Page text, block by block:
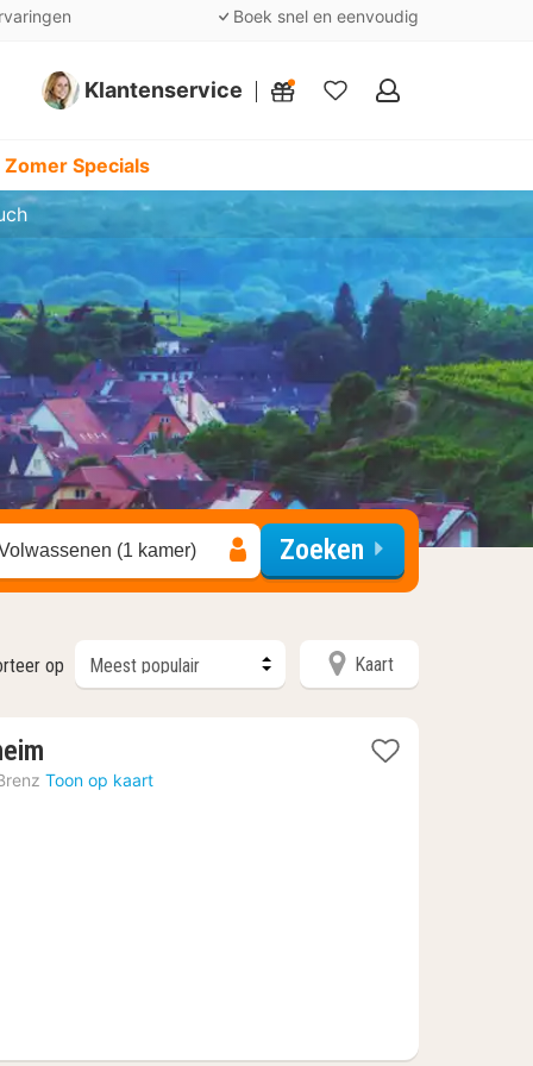
Boek snel en eenvoudig
Klantenservice
Mijn
Specials
(1 kamer) Zoeken
op Kaart
nacht
Toon op kaart